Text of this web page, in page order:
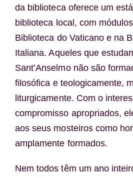
da biblioteca oferece um
biblioteca local, com
Biblioteca do Vaticano e na
Italiana. Aqueles que
Sant’Anselmo não são
filosófica e teologicamente,
liturgicamente. Com o
compromisso apropriados,
aos seus mosteiros como
amplamente formados.
Nem todos têm um ano